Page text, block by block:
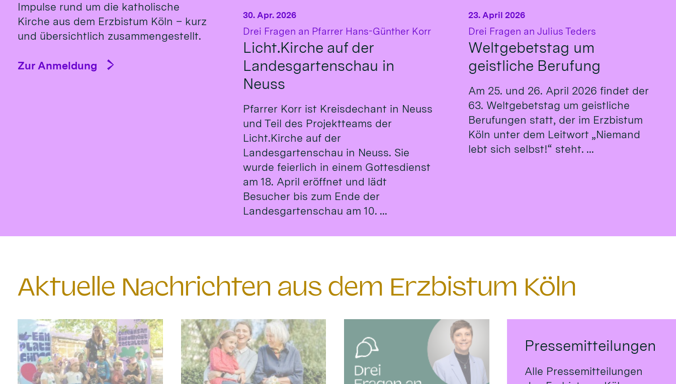
Impulse rund um die katholische
Kirche aus dem Erzbistum Köln – kurz
und übersichtlich zusammengestellt.
Zur Anmeldung
Drei Fragen an Pfarrer Hans-Günther Korr:
Licht.Kirche auf der
Landesgartenschau in
Neuss
30. Apr. 2026
Pfarrer Korr ist Kreisdechant in Neuss
und Teil des Projektteams der
Licht.Kirche auf der
Landesgartenschau in Neuss. Sie
wurde feierlich in einem Gottesdienst
am 18. April eröffnet und lädt
Besucher bis zum Ende der
Landesgartenschau am 10. ...
Drei Fragen an Julius Teders
Weltgebetstag um
geistliche Berufung
23. April 2026
Am 25. und 26. April 2026 findet der
63. Weltgebetstag um geistliche
Berufungen statt, der im Erzbistum
Köln unter dem Leitwort „Niemand
lebt sich selbst!“ steht. ...
Aktuelle Nachrichten aus dem Erzbistum Köln
Pressemitteilungen
Alle Pressemitteilungen